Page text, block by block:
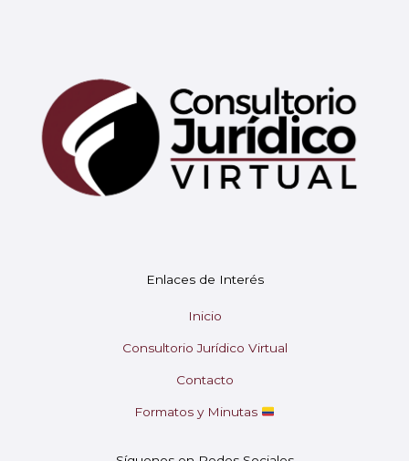
Enlaces de Interés
Inicio
Consultorio Jurídico Virtual
Contacto
Formatos y Minutas
Soy Mary tu asistente virtual.